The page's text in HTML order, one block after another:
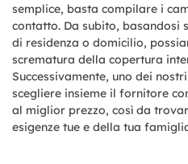
semplice, basta compilare i
contatto. Da subito, basandosi
di residenza o domicilio,
scrematura della copertura
Successivamente, uno dei
scegliere insieme il fornitore
al miglior prezzo, così da
esigenze tue e della tua